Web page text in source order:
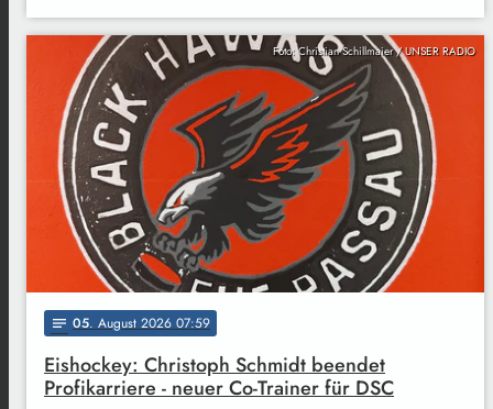
Foto: Christian Schillmaier / UNSER RADIO
notes 05. August 2026 07:59
Eishockey: Christoph Schmidt beendet
Profikarriere - neuer Co-Trainer für DSC